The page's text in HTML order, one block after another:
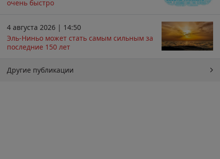
очень быстро
4 августа 2026 | 14:50
Эль-Ниньо может стать самым сильным за
последние 150 лет
Другие публикации